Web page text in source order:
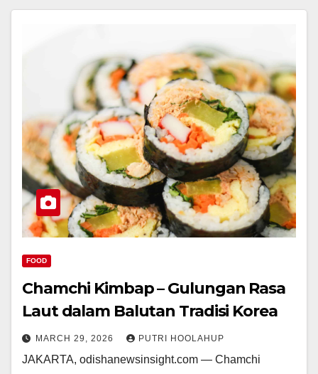
FOOD
Chamchi Kimbap – Gulungan Rasa
Laut dalam Balutan Tradisi Korea
MARCH 29, 2026 PUTRI HOOLAHUP
JAKARTA, odishanewsinsight.com — Chamchi